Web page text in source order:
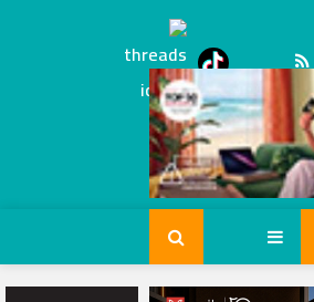
tiktok
Threads